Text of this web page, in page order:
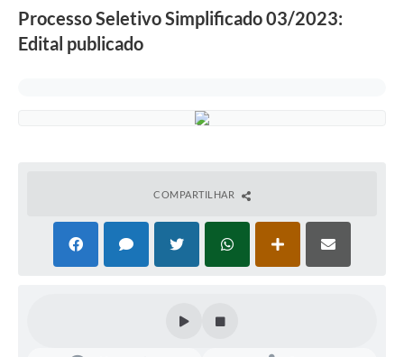
Processo Seletivo Simplificado 03/2023:
Edital publicado
COMPARTILHAR